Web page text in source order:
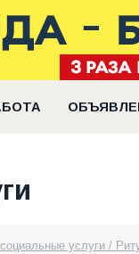
услуги /